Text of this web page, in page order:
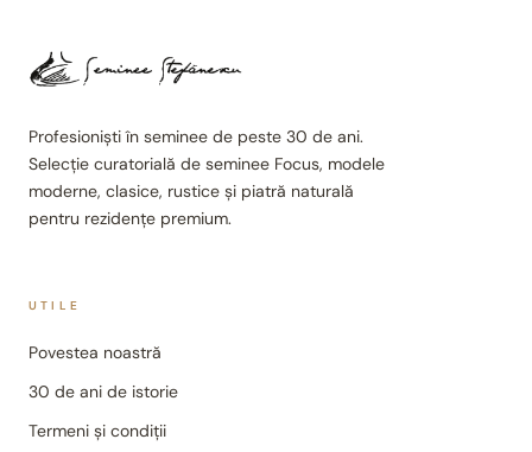
Profesioniști în seminee de peste 30 de ani.
Selecție curatorială de seminee Focus, modele
moderne, clasice, rustice și piatră naturală
pentru rezidențe premium.
UTILE
Povestea noastră
30 de ani de istorie
Termeni și condiții